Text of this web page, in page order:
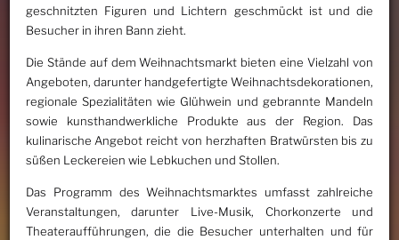
geschnitzten Figuren und Lichtern geschmückt ist und die
Besucher in ihren Bann zieht.
Die Stände auf dem Weihnachtsmarkt bieten eine Vielzahl von
Angeboten, darunter handgefertigte Weihnachtsdekorationen,
regionale Spezialitäten wie Glühwein und gebrannte Mandeln
sowie kunsthandwerkliche Produkte aus der Region. Das
kulinarische Angebot reicht von herzhaften Bratwürsten bis zu
süßen Leckereien wie Lebkuchen und Stollen.
Das Programm des Weihnachtsmarktes umfasst zahlreiche
Veranstaltungen, darunter Live-Musik, Chorkonzerte und
Theateraufführungen, die die Besucher unterhalten und für